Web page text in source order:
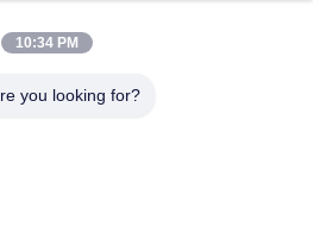
Hot Melt Adhesive PSA
Melt Adhesive Rubber Berbasis
10:34 PM
you looking for?